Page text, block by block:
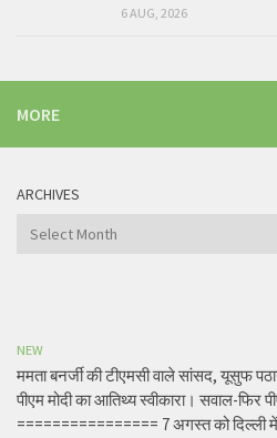
6 AUG, 2026
MORE
ARCHIVES
Archives
NEW
ममता बनर्जी की टीएमसी वाले सांसद, यूसुफ
पीएम मोदी का आतिथ्य स्वीकारा। सवाल-फिर
================ 7 अगस्त को दिल्ली